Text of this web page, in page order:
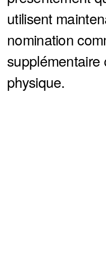
utilisent
nomination
supplémentaire
physique.